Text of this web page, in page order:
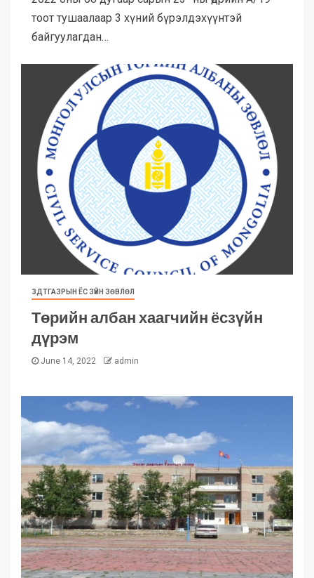
тоот тушаалаар 3 хүний бүрэлдэхүүнтэй
байгуулагдан…
ЗДТГАЗРЫН ЁС ЗҮЙН ЗӨВЛӨЛ
Төрийн албан хаагчийн ёсзүйн
дүрэм
June 14, 2022 admin